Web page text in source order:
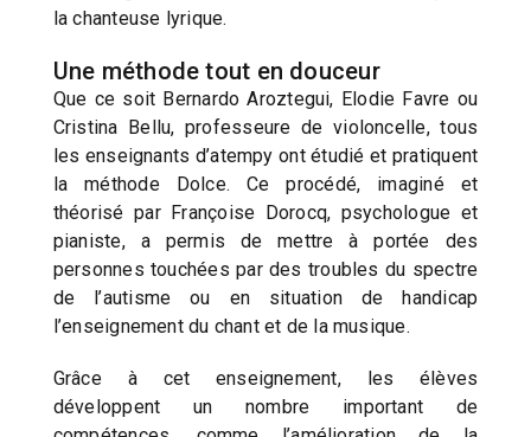
la chanteuse lyrique.
Une méthode tout en douceur
Que ce soit Bernardo Aroztegui, Elodie Favre ou
Cristina Bellu, professeure de violoncelle, tous
les enseignants d’atempy ont étudié et pratiquent
la méthode Dolce. Ce procédé, imaginé et
théorisé par Françoise Dorocq, psychologue et
pianiste, a permis de mettre à portée des
personnes touchées par des troubles du spectre
de l’autisme ou en situation de handicap
l’enseignement du chant et de la musique.
Grâce à cet enseignement, les élèves
développent un nombre important de